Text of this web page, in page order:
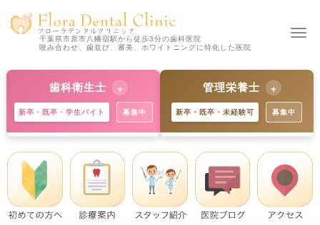
千葉県市原市八幡宿駅から徒歩3分の歯科医院
咬み合わせ、歯並び、審美、ホワイトニングに特化した医院
歯科衛生士
新卒・既卒・学生バイト 募集中
独自の教育制度で着実にスキル
アップ。学生バイトも歓迎で
す。※既卒・中途の方も大歓
迎。
管理栄養士
新卒・既卒・未経験可 募集中
歯科と食育のプロへ。未経験か
らでも丁寧に指導します。※既
卒・中途の方も募集中。